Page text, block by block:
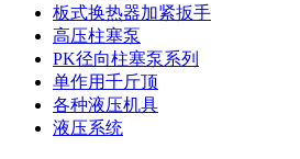
板式换热器加紧扳手
高压柱塞泵
PK径向柱塞泵系列
单作用千斤顶
各种液压机具
液压系统